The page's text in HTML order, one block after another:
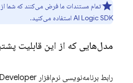
تمام مستندات ما فرض می‌کنند که شما
AI LogicSDK استفاده می‌کنید.
مدل‌هایی که از این قابلیت
رابط برنامه‌نویسی نرم‌افزار Gemini Developer